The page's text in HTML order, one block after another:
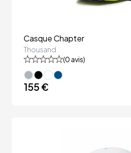
Casque Chapter
Thousand
(0 avis)
155 €